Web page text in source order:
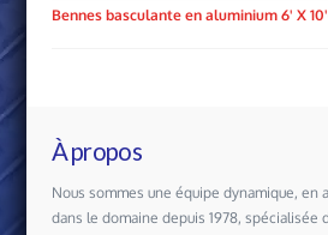
Bennes basculante en aluminium 6' X
À propos
Nous sommes une équipe dynamique, en
dans le domaine depuis 1978, spécialisée